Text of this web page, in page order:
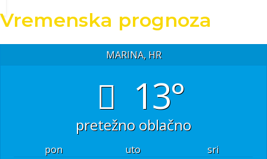
Vremenska prognoza
MARINA, HR
13°
pretežno oblačno
pon uto
sri